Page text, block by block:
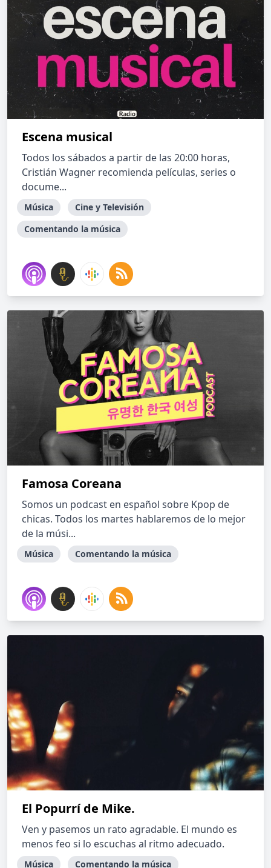
Escena musical
Todos los sábados a partir de las 20:00 horas,
Cristián Wagner recomienda películas, series o
docume...
Música
Cine y Televisión
Comentando la música
Famosa Coreana
Somos un podcast en español sobre Kpop de
chicas. Todos los martes hablaremos de lo mejor
de la músi...
Música Comentando la música
El Popurrí de Mike.
Ven y pasemos un rato agradable. El mundo es
menos feo si lo escuchas al ritmo adecuado.
Música Comentando la música